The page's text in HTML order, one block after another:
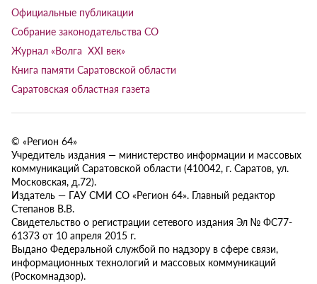
Официальные публикации
Собрание законодательства СО
Журнал «Волга XXI век»
Книга памяти Саратовской области
Саратовская областная газета
© «Регион 64»
Учредитель издания — министерство информации и массовых
коммуникаций Саратовской области (410042, г. Саратов, ул.
Московская, д.72).
Издатель — ГАУ СМИ СО «Регион 64». Главный редактор
Степанов В.В.
Свидетельство о регистрации сетевого издания Эл № ФС77-
61373 от 10 апреля 2015 г.
Выдано Федеральной службой по надзору в сфере связи,
информационных технологий и массовых коммуникаций
(Роскомнадзор).